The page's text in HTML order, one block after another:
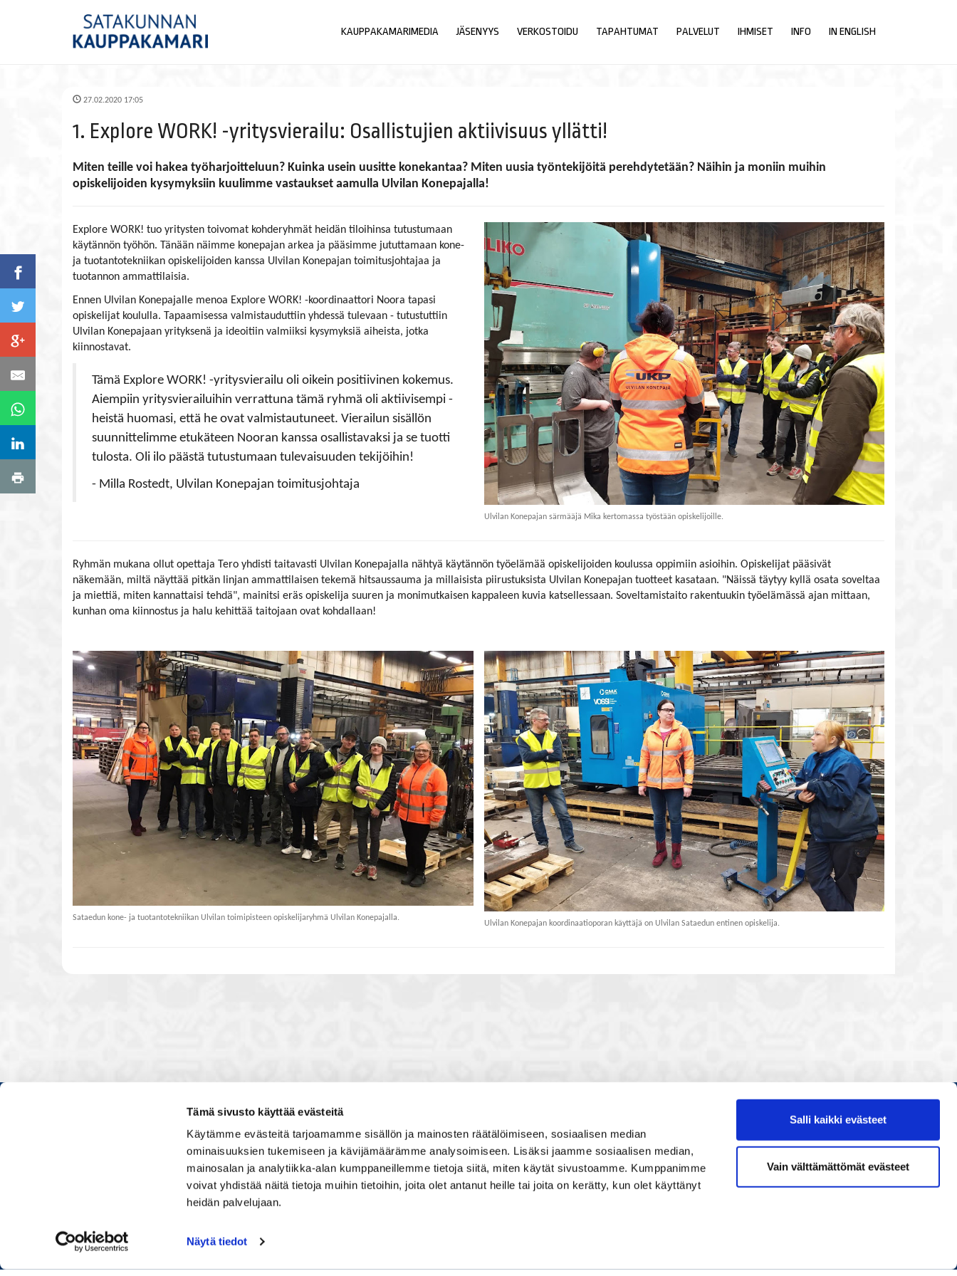
Tämä sivusto käyttää evästeitä
Käytämme evästeitä tarjoamamme sisällön ja mainosten räätälöimiseen, sosiaalisen median
ominaisuuksien tukemiseen ja kävijämäärämme analysoimiseen. Lisäksi jaamme sosiaalisen median,
mainosalan ja analytiikka-alan kumppaneillemme tietoja siitä, miten käytät sivustoamme. Kumppanimme
voivat yhdistää näitä tietoja muihin tietoihin, joita olet antanut heille tai joita on kerätty, kun olet käyttänyt
heidän palvelujaan.
Näytä tiedot
Salli kaikki evästeet
Vain välttämättömät evästeet
KAUPPAKAMARIMEDIA JÄSENYYS VERKOSTOIDU TAPAHTUMAT PALVELUT IHMISET INFO IN ENGLISH
27.02.2020 17:05
1. Explore WORK! -yritysvierailu: Osallistujien aktiivisuus yllätti!
Miten teille voi hakea työharjoitteluun? Kuinka usein uusitte konekantaa? Miten uusia työntekijöitä perehdytetään? Näihin ja moniin muihin
opiskelijoiden kysymyksiin kuulimme vastaukset aamulla Ulvilan Konepajalla!
Explore WORK! tuo yritysten toivomat kohderyhmät heidän tiloihinsa tutustumaan
käytännön työhön. Tänään näimme konepajan arkea ja pääsimme jututtamaan kone-
ja tuotantotekniikan opiskelijoiden kanssa Ulvilan Konepajan toimitusjohtajaa ja
tuotannon ammattilaisia.
Ennen Ulvilan Konepajalle menoa Explore WORK! -koordinaattori Noora tapasi
opiskelijat koululla. Tapaamisessa valmistauduttiin yhdessä tulevaan - tutustuttiin
Ulvilan Konepajaan yrityksenä ja ideoitiin valmiiksi kysymyksiä aiheista, jotka
kiinnostavat.
Tämä Explore WORK! -yritysvierailu oli oikein positiivinen kokemus.
Aiempiin yritysvierailuihin verrattuna tämä ryhmä oli aktiivisempi -
heistä huomasi, että he ovat valmistautuneet. Vierailun sisällön
suunnittelimme etukäteen Nooran kanssa osallistavaksi ja se tuotti
tulosta. Oli ilo päästä tutustumaan tulevaisuuden tekijöihin!
- Milla Rostedt, Ulvilan Konepajan toimitusjohtaja
Ulvilan Konepajan särmääjä Mika kertomassa työstään opiskelijoille.
Ryhmän mukana ollut opettaja Tero yhdisti taitavasti Ulvilan Konepajalla nähtyä käytännön työelämää opiskelijoiden koulussa oppimiin asioihin. Opiskelijat pääsivät
näkemään, miltä näyttää pitkän linjan ammattilaisen tekemä hitsaussauma ja millaisista piirustuksista Ulvilan Konepajan tuotteet kasataan. "Näissä täytyy kyllä osata soveltaa
ja miettiä, miten kannattaisi tehdä", mainitsi eräs opiskelija suuren ja monimutkaisen kappaleen kuvia katsellessaan. Soveltamistaito rakentuukin työelämässä ajan mittaan,
kunhan oma kiinnostus ja halu kehittää taitojaan ovat kohdallaan!
Sataedun kone- ja tuotantotekniikan Ulvilan toimipisteen opiskelijaryhmä Ulvilan Konepajalla.
Ulvilan Konepajan koordinaatioporan käyttäjä on Ulvilan Sataedun entinen opiskelija.
luontevasti kollegoidesi kanssa, solmit kiinnostavia kontakteja
ja vaikutat elinkeinoelämän toimintaedellytyksiin yhdessä
muiden yritysjohtajien kanssa. Olet mukana joukossa, joka
uskoo tulevaisuuteen, ajattelee isosti ja kehittää jatkuvasti
osaamistaan.
Valtakatu 6, 28100 Pori
Avoinna ma - pe 8.30 - 15.30.
Painopisteet